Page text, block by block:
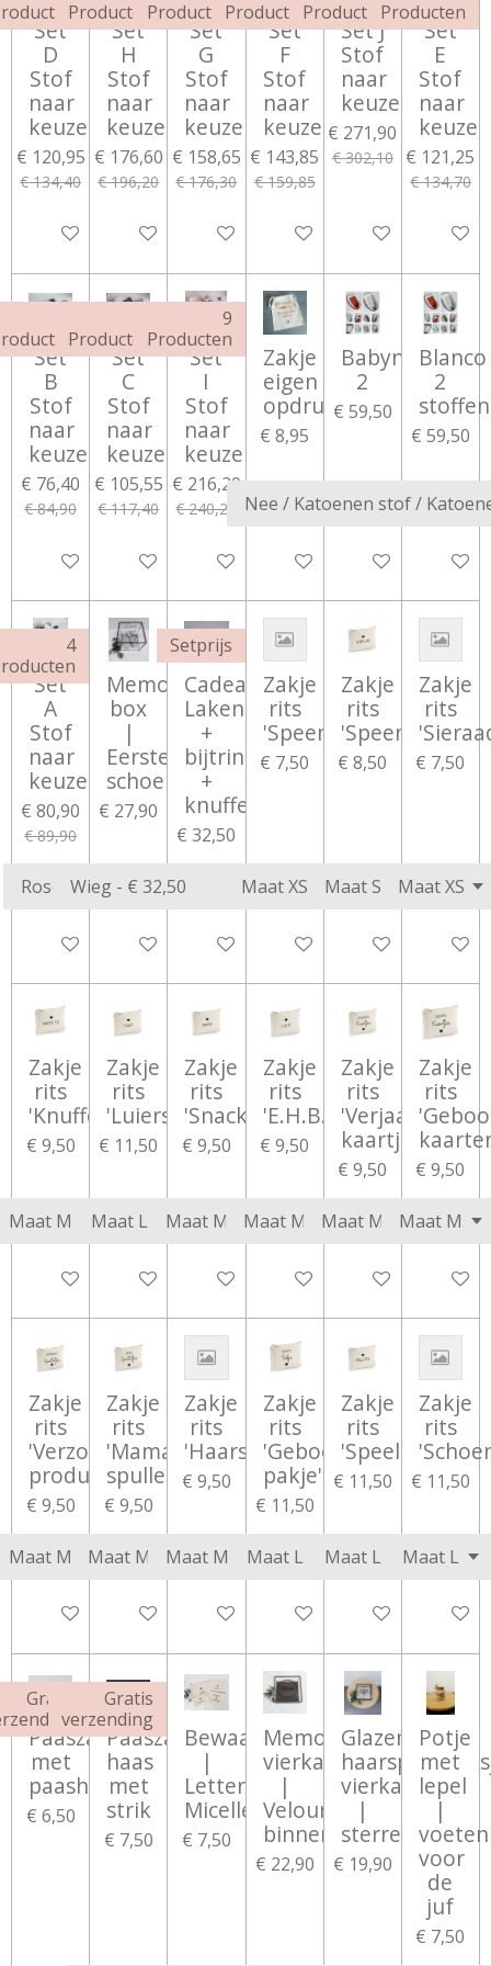
Set
D
Stof
naar
keuze
€ 120,95
€ 134,40
Bekijk details
Producten
Set
H
Stof
naar
keuze
€ 176,60
€ 196,20
Bekijk details
Producten
Set
G
Stof
naar
keuze
€ 158,65
€ 176,30
Bekijk details
Producten
Set
F
Stof
naar
keuze
€ 143,85
€ 159,85
Bekijk details
Producten
Set J
Stof
naar
keuze
€ 271,90
€ 302,10
Bekijk details
Producten
Set
E
Stof
naar
keuze
€ 121,25
€ 134,70
Bekijk
Set
B
Stof
naar
keuze
€ 76,40
€ 84,90
Bekijk details
Producten
Set
C
Stof
naar
keuze
€ 105,55
€ 117,40
Bekijk details
9
Producten
Set
I
Stof
naar
keuze
€ 216,20
€ 240,20
Bekijk details
Zakje
eigen
opdruk
€ 8,95
Bekijk details
Babynestje
2
€ 59,50
Bekijk details
Blanco
2
stoffen
€ 59,50
Bekijk
4
Set
A
Stof
naar
keuze
€ 80,90
€ 89,90
Bekijk details
Memory
box
|
Eerste
schoentjes
€ 27,90
Bekijk details
Setprijs
Cadeauset:
Lakentje
+
bijtring
+
knuffeldoekje
€ 32,50
Bekijk details
Zakje
rits
'Speentje'
€ 7,50
Bekijk details
Zakje
rits
'Speentjes'
€ 8,50
Bekijk details
Zakje
rits
€ 7,50
Bekijk
Zakje
rits
'Knuffeltje'
€ 9,50
Bekijk details
Zakje
rits
'Luiers'
€ 11,50
Bekijk details
Zakje
rits
'Snacks'
€ 9,50
Bekijk details
Zakje
rits
'E.H.B.O.'
€ 9,50
Bekijk details
Zakje
rits
'Verjaardags
kaartjes'
€ 9,50
Bekijk details
Zakje
rits
€ 9,50
Bekijk
Zakje
rits
'Verzorgings
producten'
€ 9,50
Bekijk details
Zakje
rits
'Mama's
spulletjes'
€ 9,50
Bekijk details
Zakje
rits
'Haarspeldjes'
€ 9,50
Bekijk details
Zakje
rits
'Geboorte
pakje'
€ 11,50
Bekijk details
Zakje
rits
'Speeltjes'
€ 11,50
Bekijk details
Zakje
rits
€ 11,50
Bekijk
Gratis
Paaszakje
met
paashaas
€ 6,50
Gratis
verzending
Paaszakje
haas
met
strik
€ 7,50
Bewaarzakje
|
Lettertype
Micelle
€ 7,50
Memorybox
vierkant
|
Velours
binnenkant
€ 22,90
Glazen
vierkant
|
sterretjes
€ 19,90
Potje
met
lepel
|
voor
de
juf
€ 7,50